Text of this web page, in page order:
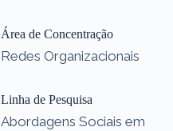
Área de Concentração
Redes Organizacionais
Linha de Pesquisa
Abordagens Sociais em